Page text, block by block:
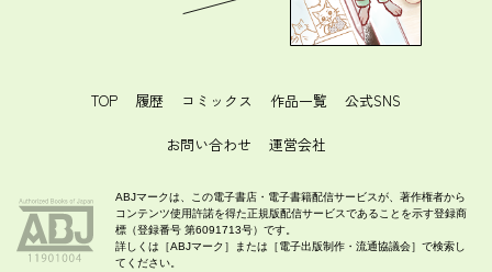
TOP 履歴 コミックス 作品一覧 公式SNS
お問い合わせ 運営会社
ABJマークは、この電子書店・電子書籍配信サービスが、著作権者から
コンテンツ使用許諾を得た正規版配信サービスであることを示す登録商
標（登録番号 第6091713号）です。
詳しくは［ABJマーク］または［電子出版制作・流通協議会］で検索し
てください。